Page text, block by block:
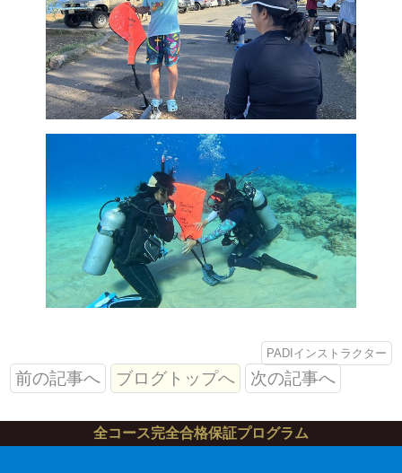
PADIインストラクター
前の記事へ ブログトップへ 次の記事へ
全コース完全合格保証プログラム